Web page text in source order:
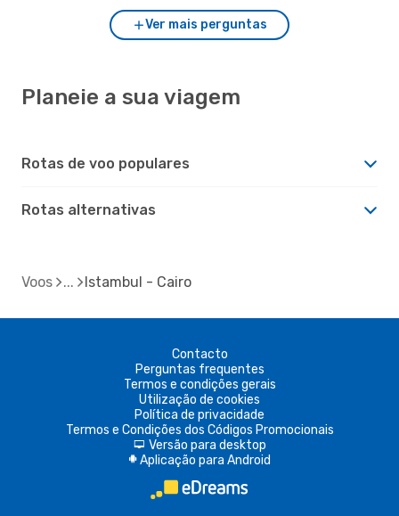
Ver mais perguntas
Planeie a sua viagem
Rotas de voo populares
Rotas alternativas
Voos Istambul - Cairo
Contacto
Perguntas frequentes
Termos e condições gerais
Utilização de cookies
Política de privacidade
Termos e Condições dos Códigos Promocionais
d Versão para desktop
A Aplicação para Android